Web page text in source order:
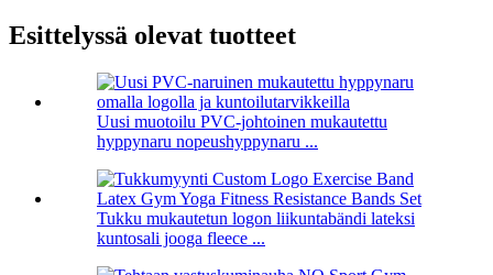
Esittelyssä olevat tuotteet
Uusi muotoilu PVC-johtoinen mukautettu
hyppynaru nopeushyppynaru ...
Tukku mukautetun logon liikuntabändi lateksi
kuntosali jooga fleece ...